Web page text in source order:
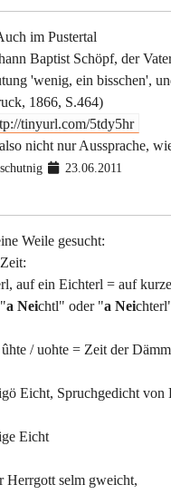
im Pustertal
Baptist Schöpf, der
'wenig, ein bisschen',
1866, S.464)
tinyurl.com/5tdy5hr
nicht nur Aussprache,
23.06.2011
Weile gesucht:
auf ein Eichterl = auf
a Neichtl" oder "a Nei
/ uohte = Zeit der
Eicht, Spruchgedicht von
Eicht
Herrgott selm gweicht,